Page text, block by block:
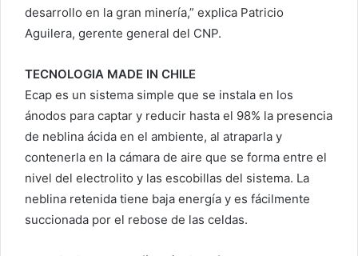
desarrollo en la gran minería,” explica Patricio
Aguilera, gerente general del CNP.
TECNOLOGIA MADE IN CHILE
Ecap es un sistema simple que se instala en los
ánodos para captar y reducir hasta el 98% la presencia
de neblina ácida en el ambiente, al atraparla y
contenerla en la cámara de aire que se forma entre el
nivel del electrolito y las escobillas del sistema. La
neblina retenida tiene baja energía y es fácilmente
succionada por el rebose de las celdas.